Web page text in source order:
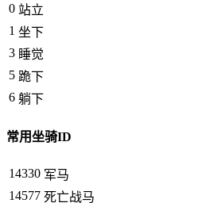
0 站立
1 坐下
3 睡觉
5 跪下
6 躺下
常用坐骑ID
14330 军马
14577 死亡战马